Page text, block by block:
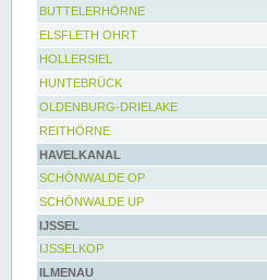
BUTTELERHÖRNE
ELSFLETH OHRT
HOLLERSIEL
HUNTEBRÜCK
OLDENBURG-DRIELAKE
REITHÖRNE
HAVELKANAL
SCHÖNWALDE OP
SCHÖNWALDE UP
IJSSEL
IJSSELKOP
ILMENAU